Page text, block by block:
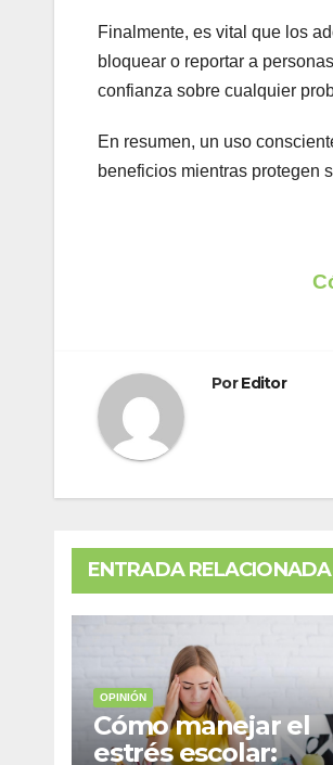
Finalmente, es vital que los
bloquear o reportar a
confianza sobre cualquier
En resumen, un uso
beneficios mientras protegen
entradas
PorEditor
ENTRADA RELACIONADA
OPINIÓN
Cómo manejar el
estrés escolar: